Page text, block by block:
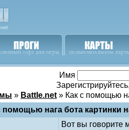
Имя
» Battle.net » Как с помощью
помощью нага бота картинки
Вот вы говорите